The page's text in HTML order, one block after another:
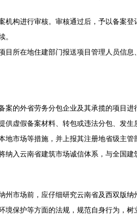
机构进行审核。审核通过后，予以备案
。
目所在地住建部门报送项目管理人员信
案的外省劳务分包企业及其承揽的项目
供虚假备案材料、转包或违法分包、发
市场等措施，并上报其注册地省级主管
纳入云南省建筑市场诚信体系，与全国
州市场前，应仔细研究云南省及西双版
境保护等方面的法规，规范自身行为，